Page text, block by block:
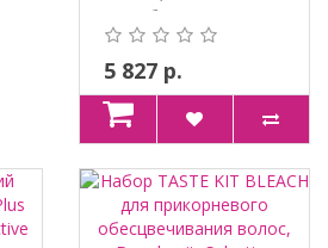
и особен..
5 827 р.